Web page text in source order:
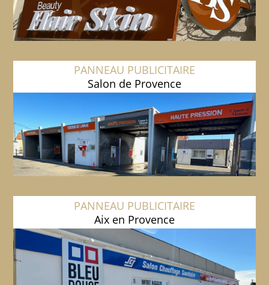
PANNEAU PUBLICITAIRE
Salon de Provence
PANNEAU PUBLICITAIRE
Aix en Provence